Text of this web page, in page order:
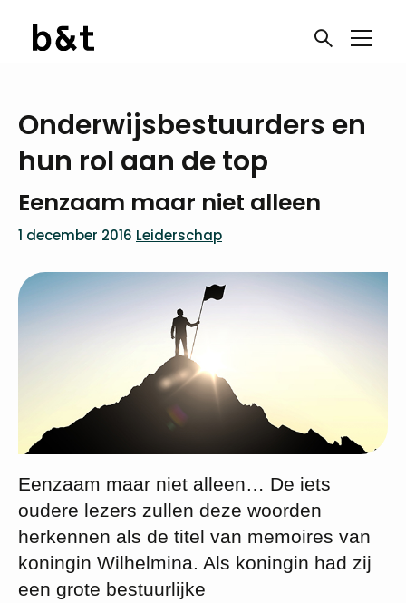
Onderwijsbestuurders en
hun rol aan de top
Eenzaam maar niet alleen
1 december 2016 Leiderschap
Eenzaam maar niet alleen… De iets
oudere lezers zullen deze woorden
herkennen als de titel van memoires van
koningin Wilhelmina. Als koningin had zij
een grote bestuurlijke